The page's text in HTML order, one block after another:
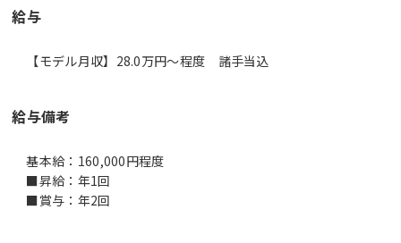
給与
【モデル月収】28.0万円〜程度 諸手当込
給与備考
基本給：160,000円程度
■昇給：年1回
■賞与：年2回